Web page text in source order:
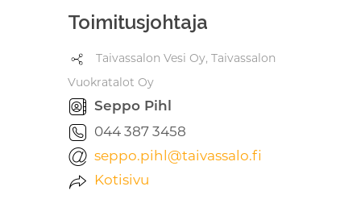
Toimitusjohtaja
Taivassalon Vesi Oy, Taivassalon
Vuokratalot Oy
Seppo Pihl
044 387 3458
seppo.pihl@taivassalo.fi
Kotisivu